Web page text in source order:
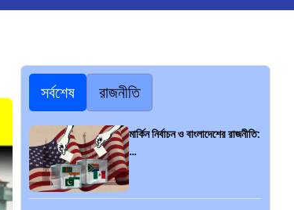
সর্বশেষ রাজনীতি
মার্কিন নির্বাচন ও বাংলাদেশের রাজনীতি:
…